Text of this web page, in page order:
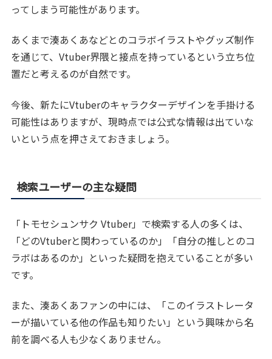
ってしまう可能性があります。
あくまで湊あくあなどとのコラボイラストやグッズ制作
を通じて、Vtuber界隈と接点を持っているという立ち位
置だと考えるのが自然です。
今後、新たにVtuberのキャラクターデザインを手掛ける
可能性はありますが、現時点では公式な情報は出ていな
いという点を押さえておきましょう。
検索ユーザーの主な疑問
「トモセシュンサク Vtuber」で検索する人の多くは、
「どのVtuberと関わっているのか」「自分の推しとのコ
ラボはあるのか」といった疑問を抱えていることが多い
です。
また、湊あくあファンの中には、「このイラストレータ
ーが描いている他の作品も知りたい」という興味から名
前を調べる人も少なくありません。